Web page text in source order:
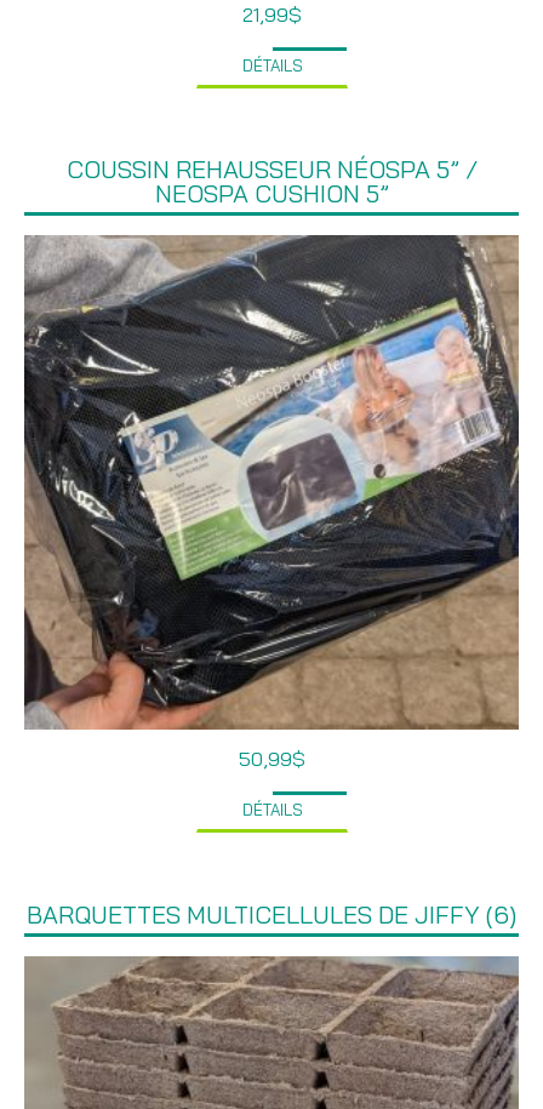
21,99$
DÉTAILS
COUSSIN REHAUSSEUR NÉOSPA 5” /
NEOSPA CUSHION 5”
50,99$
DÉTAILS
BARQUETTES MULTICELLULES DE JIFFY (6)